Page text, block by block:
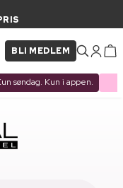
BLI MEDLEM
søndag. Kun i appen.